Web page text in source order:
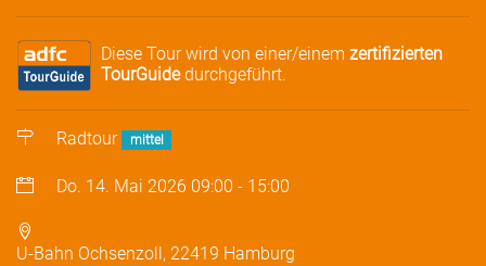
Diese Tour wird von einer/einem zertifizierten
TourGuidedurchgeführt.
Radtour mittel
Do. 14. Mai 2026 09:00 - 15:00
U-Bahn Ochsenzoll, 22419 Hamburg